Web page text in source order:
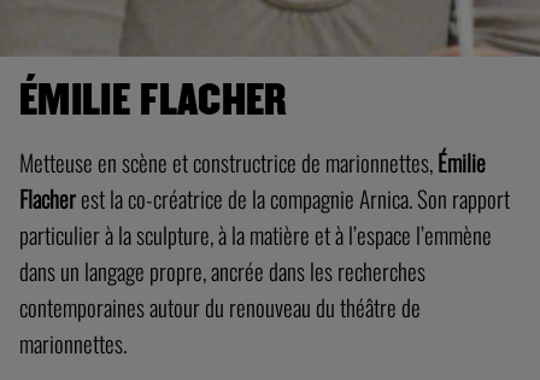
ÉMILIE FLACHER
Metteuse en scène et constructrice de marionnettes,Émilie
Flacherest la co-créatrice de la compagnie Arnica. Son rapport
particulier à la sculpture, à la matière et à l’espace l’emmène
dans un langage propre, ancrée dans les recherches
contemporaines autour du renouveau du théâtre de
marionnettes.